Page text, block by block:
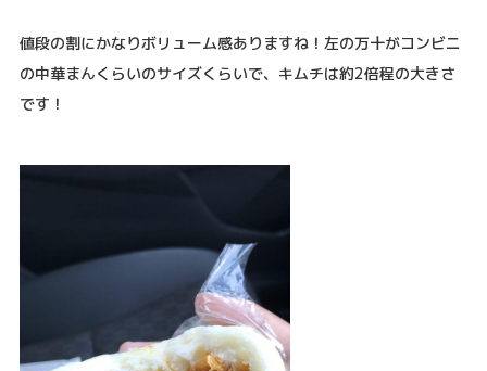
値段の割にかなりボリューム感ありますね！左の万十がコンビニ
の中華まんくらいのサイズくらいで、キムチは約2倍程の大きさ
です！